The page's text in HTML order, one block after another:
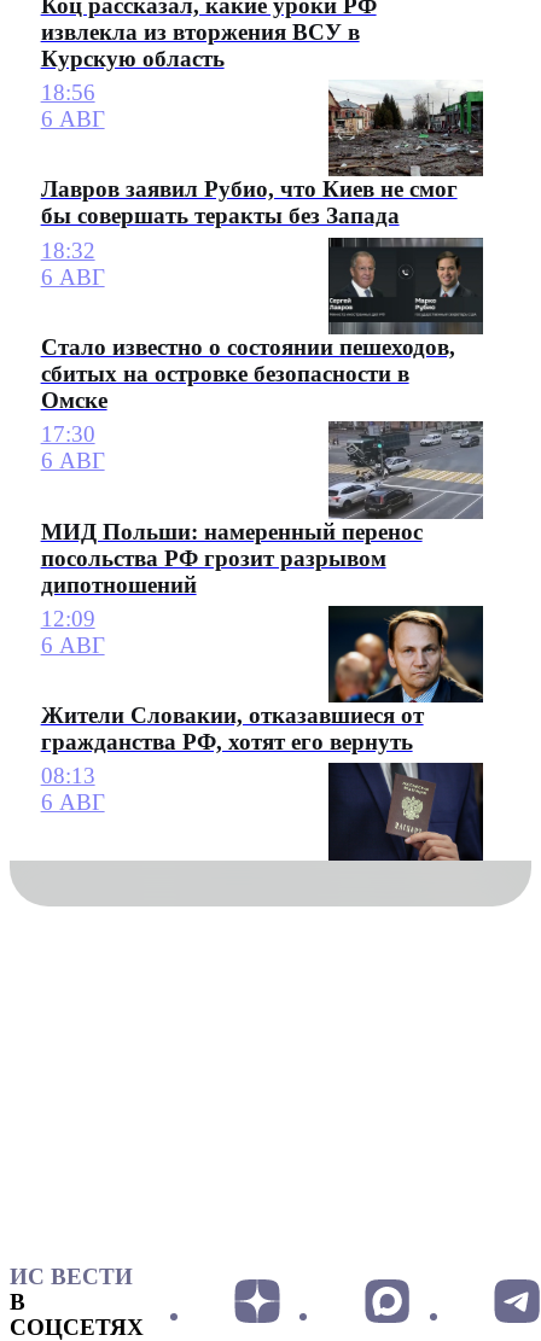
Коц рассказал, какие уроки РФ
извлекла из вторжения ВСУ в
Курскую область
18:56
6 АВГ
Лавров заявил Рубио, что Киев не смог
бы совершать теракты без Запада
18:32
6 АВГ
Стало известно о состоянии пешеходов,
сбитых на островке безопасности в
Омске
17:30
6 АВГ
МИД Польши: намеренный перенос
посольства РФ грозит разрывом
дипотношений
12:09
6 АВГ
Жители Словакии, отказавшиеся от
гражданства РФ, хотят его вернуть
08:13
6 АВГ
ИС ВЕСТИ
В
СОЦСЕТЯХ